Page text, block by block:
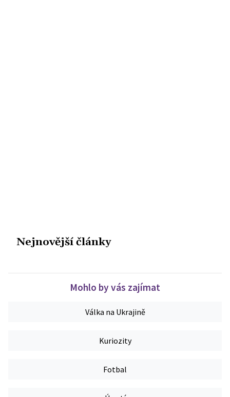
Nejnovější články
Mohlo by vás zajímat
Válka na Ukrajině
Kuriozity
Fotbal